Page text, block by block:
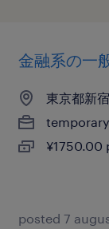
金融系の一
東京都新
temporary
¥1750.00
posted 7